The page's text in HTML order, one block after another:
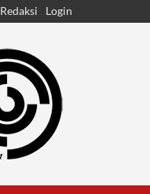
Redaksi Login